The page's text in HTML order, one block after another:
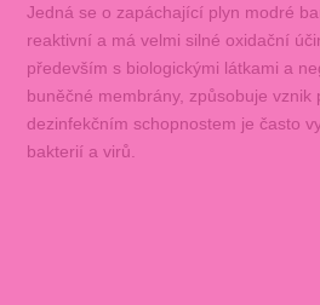
Jedná se o zapáchající plyn modré
reaktivní a má velmi silné oxidační
především s biologickými látkami a
buněčné membrány, způsobuje vznik
dezinfekčním schopnostem je často
bakterií a virů.